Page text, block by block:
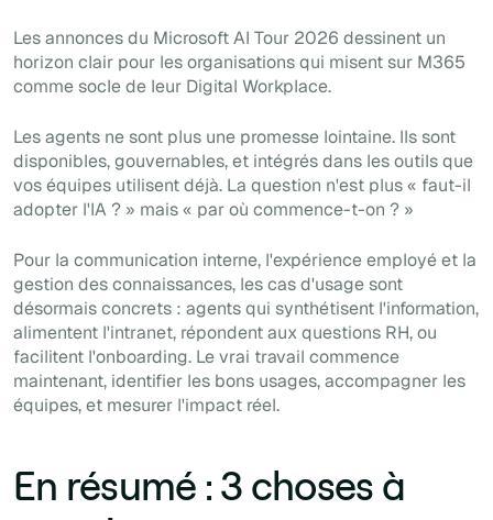
Les annonces du Microsoft AI Tour 2026 dessinent un
horizon clair pour les organisations qui misent sur M365
comme socle de leur Digital Workplace.
Les agents ne sont plus une promesse lointaine. Ils sont
disponibles, gouvernables, et intégrés dans les outils que
vos équipes utilisent déjà. La question n'est plus « faut-il
adopter l'IA ? » mais « par où commence-t-on ? »
Pour la communication interne, l'expérience employé et la
gestion des connaissances, les cas d'usage sont
désormais concrets : agents qui synthétisent l'information,
alimentent l'intranet, répondent aux questions RH, ou
facilitent l'onboarding. Le vrai travail commence
maintenant, identifier les bons usages, accompagner les
équipes, et mesurer l'impact réel.
En résumé : 3 choses à